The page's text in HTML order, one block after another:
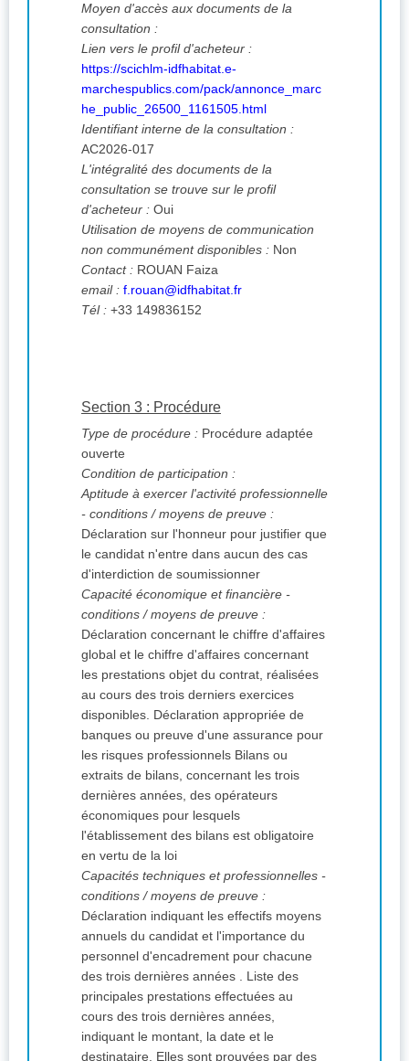
Moyen d'accès aux documents de la
consultation :
Lien vers le profil d'acheteur :
https://scichlm-idfhabitat.e-
marchespublics.com/pack/annonce_marc
he_public_26500_1161505.html
Identifiant interne de la consultation :
AC2026-017
L'intégralité des documents de la
consultation se trouve sur le profil
d'acheteur : Oui
Utilisation de moyens de communication
non communément disponibles : Non
Contact : ROUAN Faiza
email : f.rouan@idfhabitat.fr
Tél : +33 149836152
Section 3 : Procédure
Type de procédure : Procédure adaptée
ouverte
Condition de participation :
Aptitude à exercer l'activité professionnelle
- conditions / moyens de preuve :
Déclaration sur l'honneur pour justifier que
le candidat n'entre dans aucun des cas
d'interdiction de soumissionner
Capacité économique et financière -
conditions / moyens de preuve :
Déclaration concernant le chiffre d'affaires
global et le chiffre d'affaires concernant
les prestations objet du contrat, réalisées
au cours des trois derniers exercices
disponibles. Déclaration appropriée de
banques ou preuve d'une assurance pour
les risques professionnels Bilans ou
extraits de bilans, concernant les trois
dernières années, des opérateurs
économiques pour lesquels
l'établissement des bilans est obligatoire
en vertu de la loi
Capacités techniques et professionnelles -
conditions / moyens de preuve :
Déclaration indiquant les effectifs moyens
annuels du candidat et l'importance du
personnel d'encadrement pour chacune
des trois dernières années . Liste des
principales prestations effectuées au
cours des trois dernières années,
indiquant le montant, la date et le
destinataire. Elles sont prouvées par des